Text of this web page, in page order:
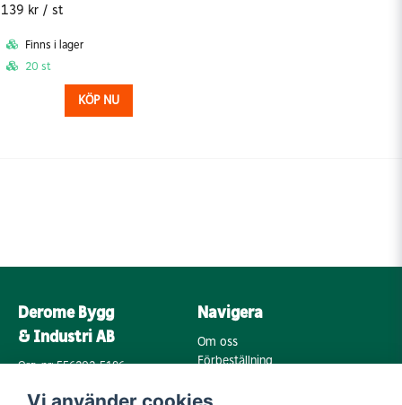
139 kr / st
Finns i lager
20 st
KÖP NU
Derome Bygg
& Industri AB
Org. nr: 556202-5196
43248 Varberg
Navigera
Om oss
Förbeställning
Köpvillkor